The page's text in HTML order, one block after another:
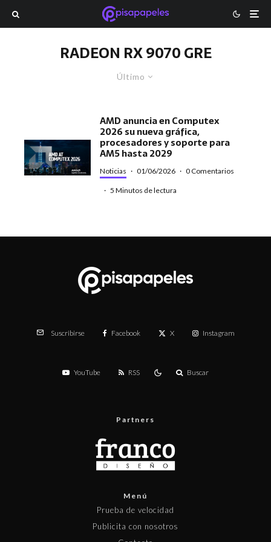
RADEON RX 9070 GRE
Último
AMD anuncia en Computex
2026 su nueva gráfica,
procesadores y soporte para
AM5 hasta 2029
Noticias · 01/06/2026 · 0 Comentarios
· 5 Minutos de lectura
Suscribirse Facebook X Instagram
YouTube RSS Buscar
Partners
Menú
Prueba de velocidad
Publicita con nosotros